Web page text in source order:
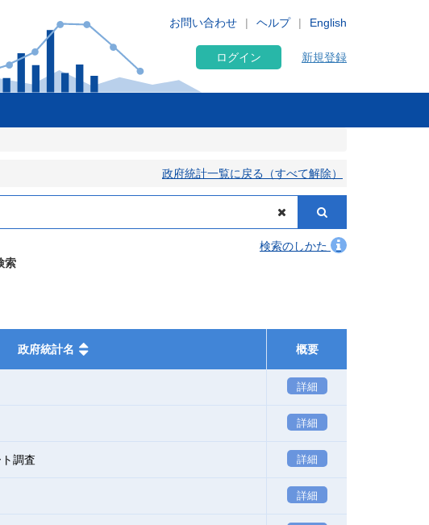
English
お問い合わせ ヘルプ
ログイン 新規登録
政府統計一覧に戻る（すべて解除）
検索のしかた
索
政府統計名 概要
詳細
詳細
調査 詳細
詳細